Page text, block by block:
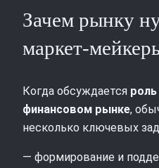
Зачем рынку
Когда обсуждается
финансовом рынке,
несколько ключевых
— формирование и